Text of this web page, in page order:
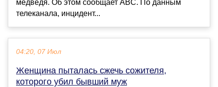
медведя. Об этом сообщает ABC. По данным
телеканала, инцидент...
04:20, 07 Июл
Женщина пыталась сжечь сожителя,
которого убил бывший муж